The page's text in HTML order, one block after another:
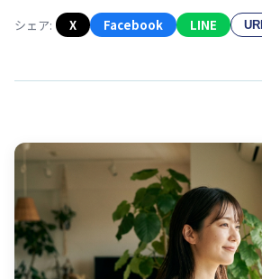
シェア: X Facebook LINE